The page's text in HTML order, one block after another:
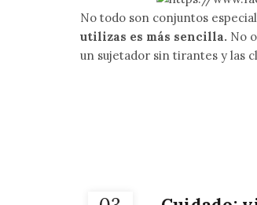
No todo son conjuntos
utilizas es más sencilla. No
un sujetador sin tirantes y las